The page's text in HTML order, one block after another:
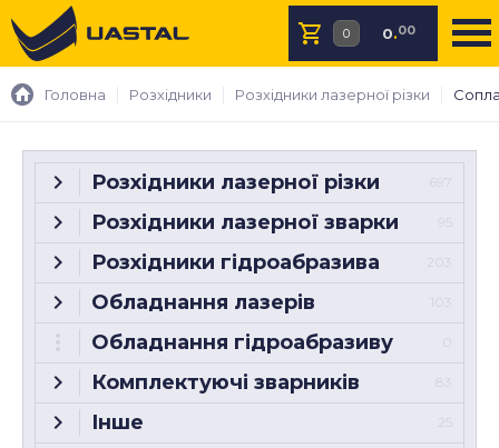
0.00
Головна Розхідники Розхідники лазерної різки Сопла
Розхідники лазерної різки 697
Розхідники лазерної зварки 95
Розхідники гідроабразива 203
Обладнання лазерів 103
Обладнання гідроабразиву
Комплектуючі зварників 83
Інше 25